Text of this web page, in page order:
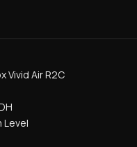
Vivid Air R2C
Level